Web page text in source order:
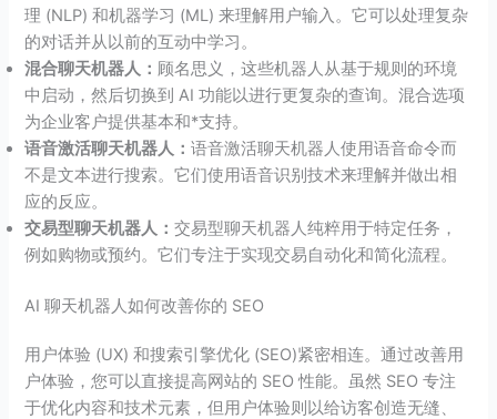
理 (NLP) 和机器学习 (ML) 来理解用户输入。它可以处理复杂
的对话并从以前的互动中学习。
混合聊天机器人： 顾名思义，这些机器人从基于规则的环境
中启动，然后切换到 AI 功能以进行更复杂的查询。混合选项
为企业客户提供基本和*支持。
语音激活聊天机器人：语音激活聊天机器人使用语音命令而
不是文本进行搜索。它们使用语音识别技术来理解并做出相
应的反应。
交易型聊天机器人：交易型聊天机器人纯粹用于特定任务，
例如购物或预约。它们专注于实现交易自动化和简化流程。
AI 聊天机器人如何改善你的 SEO
用户体验 (UX) 和搜索引擎优化 (SEO)紧密相连。通过改善用
户体验，您可以直接提高网站的 SEO 性能。虽然 SEO 专注
于优化内容和技术元素，但用户体验则以给访客创造无缝、